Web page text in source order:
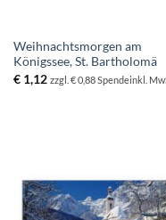
Weihnachtsmorgen am
Königssee, St. Bartholomä
€1,12 zzgl. € 0,88 Spendeinkl.